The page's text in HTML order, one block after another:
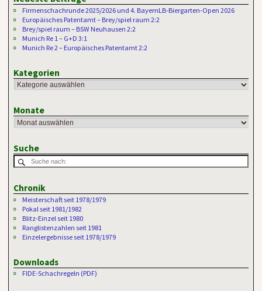
Firmenschachrunde 2025/2026 und 4. BayernLB-Biergarten-Open 2026
Europäisches Patentamt – Brey/spiel raum 2:2
Brey/spiel raum – BSW Neuhausen 2:2
Munich Re 1 – G+D 3:1
Munich Re 2 – Europäisches Patentamt 2:2
Kategorien
Monate
Suche
Chronik
Meisterschaft seit 1978/1979
Pokal seit 1981/1982
Blitz-Einzel seit 1980
Ranglistenzahlen seit 1981
Einzelergebnisse seit 1978/1979
Downloads
FIDE-Schachregeln (PDF)